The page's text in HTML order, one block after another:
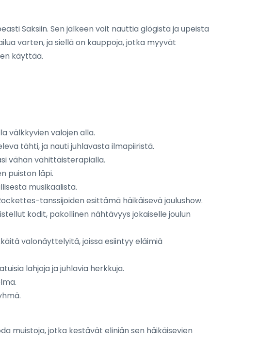
Saksiin. Sen jälkeen voit nauttia glögistä ja upeista
varten, ja siellä on kauppoja, jotka myyvät
käyttää.
välkkyvien valojen alla.
tähti, ja nauti juhlavasta ilmapiiristä.
vähän vähittäisterapialla.
puiston läpi.
musikaalista.
tanssijoiden esittämä häikäisevä joulushow.
kodit, pakollinen nähtävyys jokaiselle joulun
valonäyttelyitä, joissa esiintyy eläimiä
lahjoja ja juhlavia herkkuja.
muistoja, jotka kestävät eliniän sen häikäisevien